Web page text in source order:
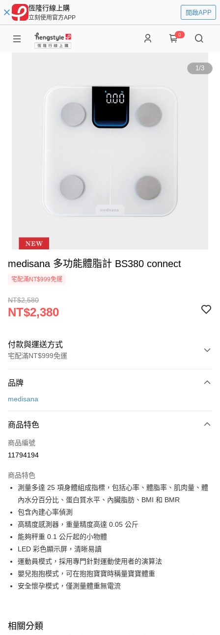
恆隆行線上購
立刻使用官方APP
開啟APP
0
1/3
medisana 多功能體脂計 BS380 connect
宅配滿NT$999免運
NT$2,580
NT$2,380
付款與運送方式
宅配滿NT$999免運
信用卡一次付款
3 期 0 利率 每期
合作金庫商業銀行
上海商業儲蓄銀行
臺灣中小企業銀行
匯豐（台灣）商業銀行
華泰商業銀行
聯邦商業銀行
遠東國際商業銀行
元大商業銀行
玉山商業銀行
星展（台灣）商業銀行
台灣樂天信用卡公司
合作金庫商業銀行
上海商業儲蓄銀行
國泰世華商業銀行
兆豐國際商業銀行
匯豐（台灣）商業銀行
華泰商業銀行
聯邦商業銀行
元大商業銀行
永豐商業銀行
玉山商業銀行
台新國際商業銀行
即享券
LINE Pay
Apple Pay
街口支付
Google Pay
ATM付款
運送方式
宅配
免運費
品牌
medisana
商品特色
商品編號
11794194
商品特色
測量多達 25 項身體組成指標，包括心率、體脂率、肌肉量、體
內水分百分比、蛋白質水平、內臟脂肪、BMI 和 BMR
包含內建心率偵測
高精度感測器，重量精度高達 0.05 公斤
能夠秤重 0.1 公斤起的小物體
LED 彩色顯示屏，清晰易讀
運動員模式，採用專門針對運動使用者的演算法
嬰兒抱抱模式，可在抱抱寶寶時稱量寶寶體重
安全懷孕模式，僅測量體重無電流
相關分類